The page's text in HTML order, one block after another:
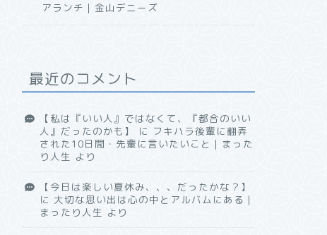
アランチ｜金山デニーズ
最近のコメント
【私は『いい人』ではなくて、『都合のいい
人』だったのかも】
に フキハラ後輩に翻弄
された10日間・先輩に言いたいこと｜まった
り人生 より
【今日は楽しい夏休み、、、だったかな？】
に 大切な思い出は心の中とアルバムにある｜
まったり人生 より